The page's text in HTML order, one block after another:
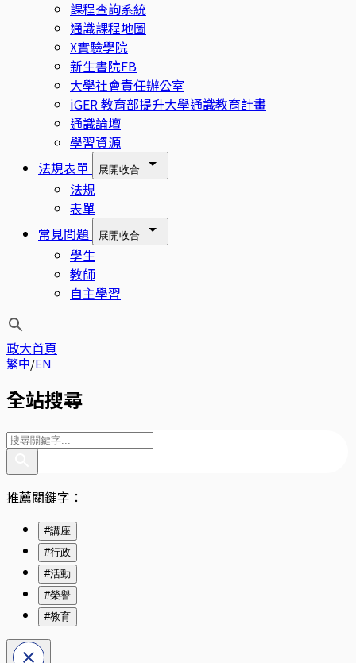
課程查詢系統
通識課程地圖
X實驗學院
新生書院FB
大學社會責任辦公室
iGER 教育部提升大學通識教育計畫
通識論壇
學習資源
法規表單
展開收合
法規
表單
常見問題
展開收合
學生
教師
自主學習
政大首頁
繁中 EN
全站搜尋
推薦關鍵字：
#講座
#行政
#活動
#榮譽
#教育